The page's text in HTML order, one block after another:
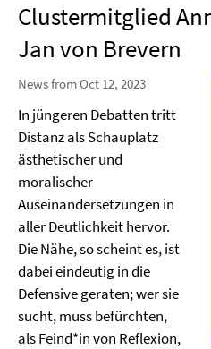
Clustermitglied
Jan von Brevern
News from Oct 12, 2023
In jüngeren Debatten tritt
Distanz als Schauplatz
ästhetischer und
moralischer
Auseinandersetzungen in
aller Deutlichkeit hervor.
Die Nähe, so scheint es, ist
dabei eindeutig in die
Defensive geraten; wer sie
sucht, muss befürchten,
als Feind*in von Reflexion,